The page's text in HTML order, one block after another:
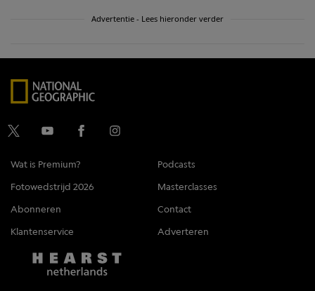
Advertentie - Lees hieronder verder
Wat is Premium?
Podcasts
Fotowedstrijd 2026
Masterclasses
Abonneren
Contact
Klantenservice
Adverteren